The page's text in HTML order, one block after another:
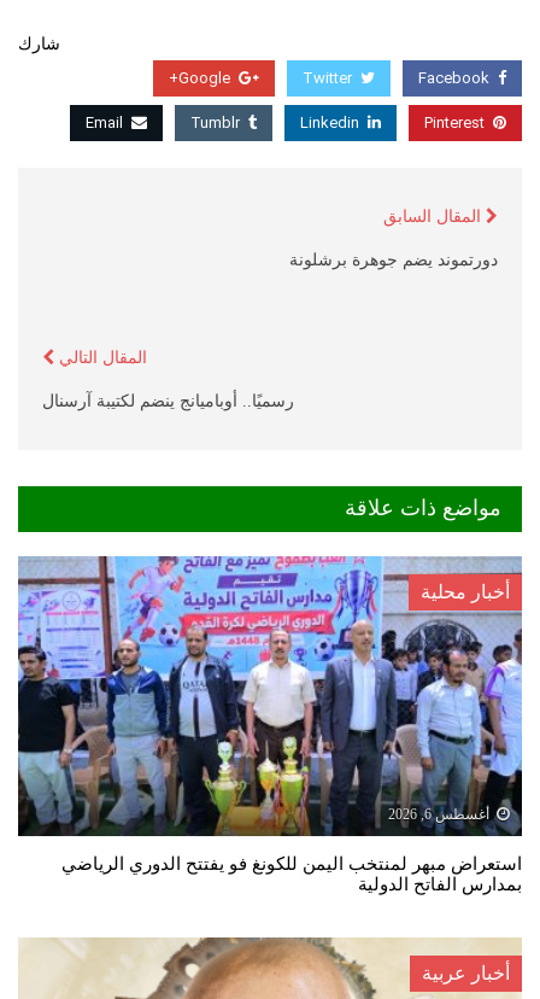
شارك
Facebook
Twitter
Google+
Pinterest
Linkedin
Tumblr
Email
المقال السابق
دورتموند يضم جوهرة برشلونة
المقال التالي
رسميًا.. أوباميانج ينضم لكتيبة آرسنال
مواضع ذات علاقة
أخبار محلية
أغسطس 6, 2026
استعراض مبهر لمنتخب اليمن للكونغ فو يفتتح الدوري الرياضي
بمدارس الفاتح الدولية
أخبار عربية